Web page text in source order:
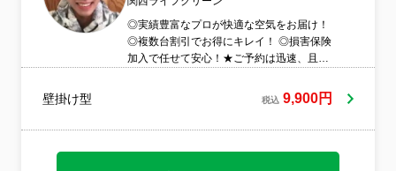
◎実績豊富なプロが快適な空気をお届け！
◎複数台割引でお得にキレイ！ ◎損害保険
加入で任せて安心！★ご予約は迅速、且つ
現状確認、丁寧な説明、追加料金一切なし
の明瞭会計で御座います。★クリーニング
壁掛け型 税込 9,900円